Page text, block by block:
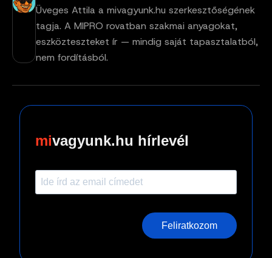
Üveges Attila a mivagyunk.hu szerkesztőségének
tagja. A MIPRO rovatban szakmai anyagokat,
eszközteszteket ír — mindig saját tapasztalatból,
nem fordításból.
vagyunk.hu hírlevél
Feliratkozom